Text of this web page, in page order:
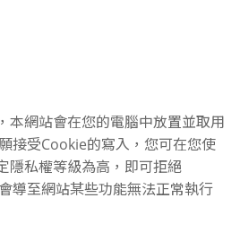
本網站會在您的電腦中放置並取用
接受Cookie的寫入，您可在您使
隱私權等級為高，即可拒絕
導至網站某些功能無法正常執行